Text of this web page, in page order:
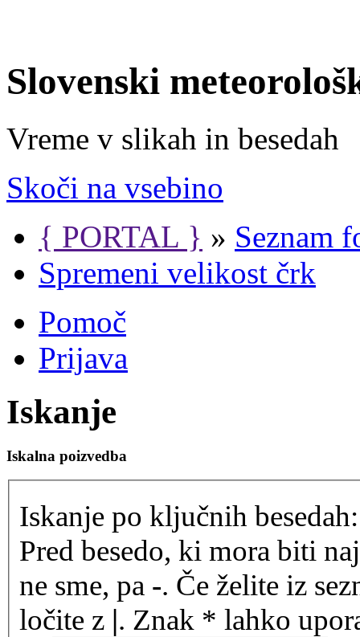
Slovenski
Vreme v slikah in besedah
Skoči na vsebino
{ PORTAL } » Seznam
Spremeni velikost črk
Pomoč
Prijava
Iskanje
Iskalna poizvedba
Iskanje po ključnih besedah:
Pred besedo, ki mora biti
ne sme, pa -. Če želite iz
ločite z |. Znak * lahko